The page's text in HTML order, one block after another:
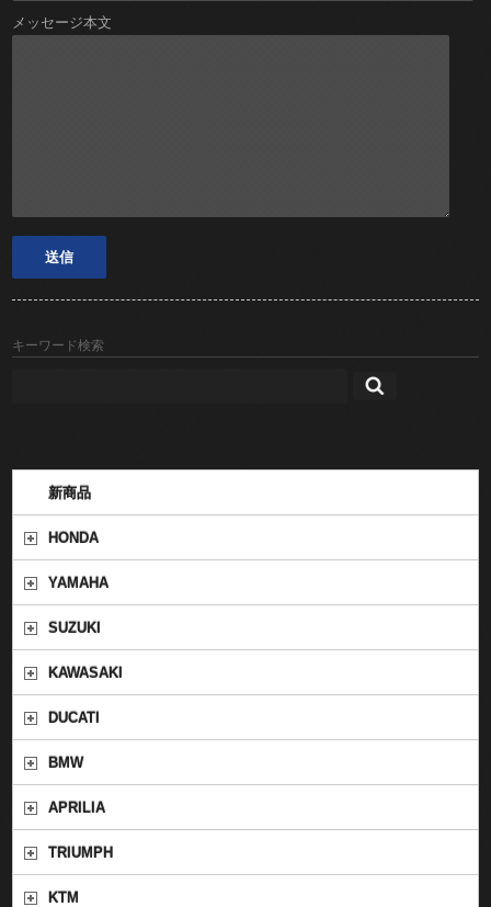
メッセージ本文
キーワード検索
新商品
HONDA
YAMAHA
SUZUKI
KAWASAKI
DUCATI
BMW
APRILIA
TRIUMPH
KTM